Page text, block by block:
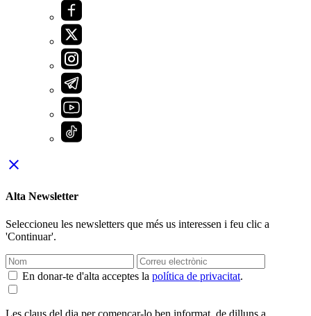
close
Alta Newsletter
Seleccioneu les newsletters que més us interessen i feu clic a
'Continuar'.
En donar-te d'alta acceptes la política de privacitat.
Les claus del dia per començar-lo ben informat, de dilluns a